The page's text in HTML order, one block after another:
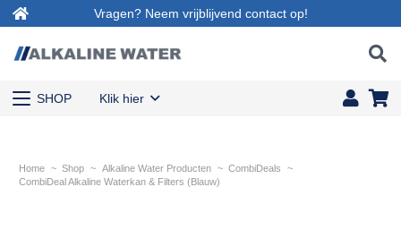
Vragen? Neem vrijblijvend contact op!
SHOP Klik hier
Home ~ Shop ~ Alkaline Water Producten ~ CombiDeals
~
CombiDeal Alkaline Waterkan & Filters (Blauw)